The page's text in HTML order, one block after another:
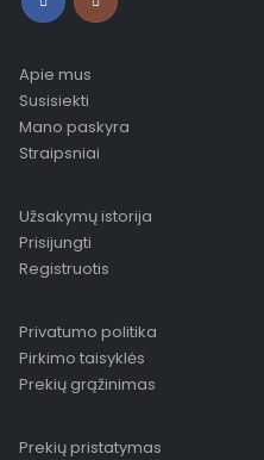
Apie mus
Susisiekti
Mano paskyra
Straipsniai
Užsakymų istorija
Prisijungti
Registruotis
Privatumo politika
Pirkimo taisyklės
Prekių grąžinimas
Prekių pristatymas